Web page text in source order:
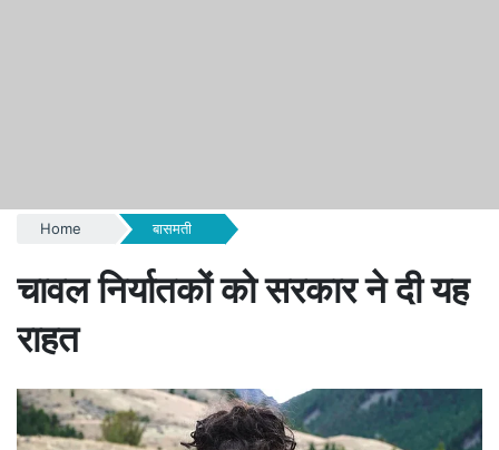
Home बासमती
चावल निर्यातकों को सरकार ने दी यह
राहत